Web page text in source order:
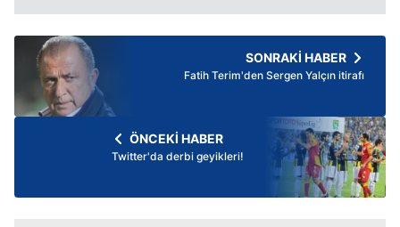
SONRAKİ HABER
Fatih Terim'den Sergen Yalçın itirafı
ÖNCEKİ HABER
Twitter'da derbi geyikleri!